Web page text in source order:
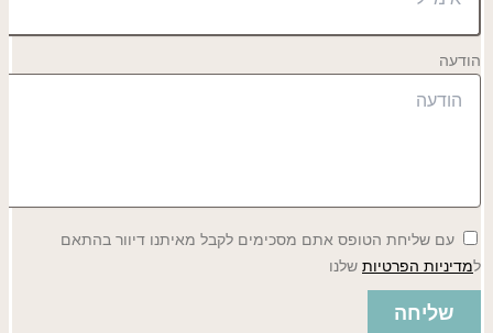
הודעה
עם שליחת הטופס אתם מסכימים לקבל מאיתנו דיוור בהתאם
למדיניות הפרטיות שלנו
שליחה